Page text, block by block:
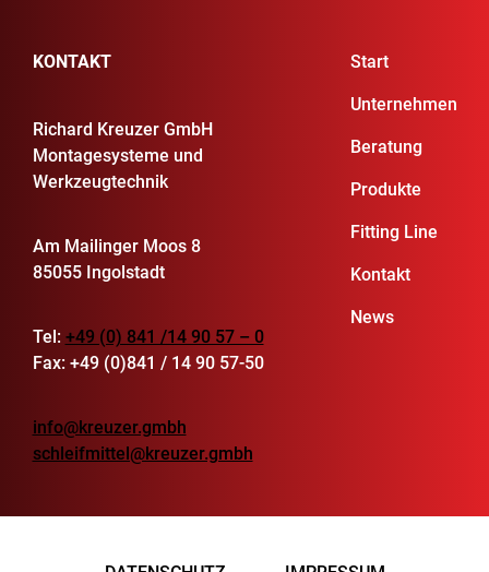
KONTAKT
Richard Kreuzer GmbH
Montagesysteme und
Werkzeugtechnik
Am Mailinger Moos 8
85055 Ingolstadt
Tel: +49 (0) 841 /14 90 57 – 0
Fax: +49 (0)841 / 14 90 57-50
info@kreuzer.gmbh
schleifmittel@kreuzer.gmbh
Start
Unternehmen
Beratung
Produkte
Fitting Line
Kontakt
News